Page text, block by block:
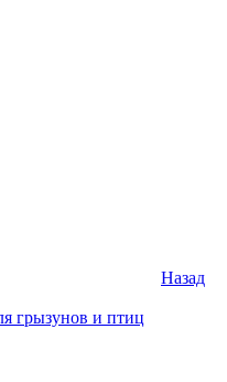
Назад
грызунов и птиц